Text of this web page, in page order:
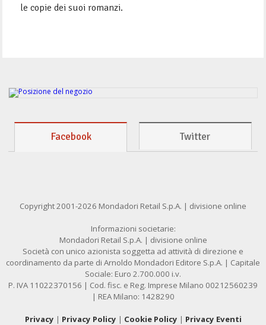
le copie dei suoi romanzi.
Facebook Twitter
Copyright 2001-2026 Mondadori Retail S.p.A. | divisione online
Informazioni societarie:
Mondadori Retail S.p.A. | divisione online
Società con unico azionista soggetta ad attività di direzione e
coordinamento da parte di Arnoldo Mondadori Editore S.p.A. | Capitale
Sociale: Euro 2.700.000 i.v.
P. IVA 11022370156 | Cod. fisc. e Reg. Imprese Milano 00212560239
| REA Milano: 1428290
Privacy | Privacy Policy | Cookie Policy | Privacy Eventi